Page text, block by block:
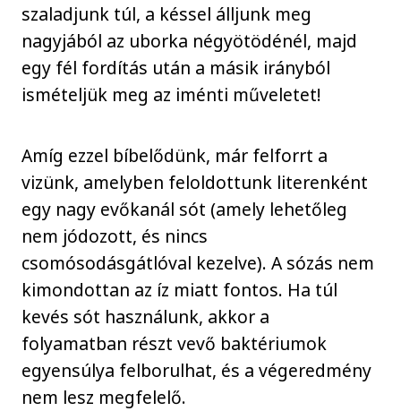
szaladjunk túl, a késsel álljunk meg
nagyjából az uborka négyötödénél, majd
egy fél fordítás után a másik irányból
ismételjük meg az iménti műveletet!
Amíg ezzel bíbelődünk, már felforrt a
vizünk, amelyben feloldottunk literenként
egy nagy evőkanál sót (amely lehetőleg
nem jódozott, és nincs
csomósodásgátlóval kezelve). A sózás nem
kimondottan az íz miatt fontos. Ha túl
kevés sót használunk, akkor a
folyamatban részt vevő baktériumok
egyensúlya felborulhat, és a végeredmény
nem lesz megfelelő.